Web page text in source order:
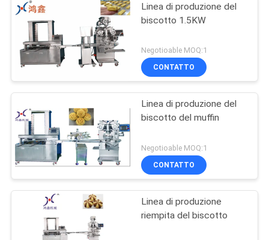
Linea di produzione del
biscotto 1.5KW
Negotioable MOQ:1
CONTATTO
Linea di produzione del
biscotto del muffin
Negotioable MOQ:1
CONTATTO
Linea di produzione
riempita del biscotto